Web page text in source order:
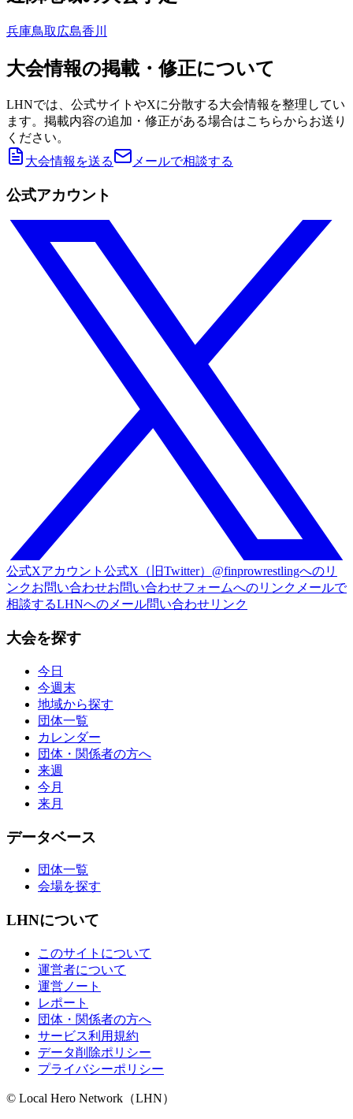
兵庫鳥取 広島香川
大会情報の掲載・修正について
LHNでは、公式サイトやXに分散する大会情報を整理してい
ます。掲載内容の追加・修正がある場合はこちらからお送り
ください。
大会情報を送る
メールで相談する
公式アカウント
公式Xアカウント 公式X（旧Twitter）@finprowrestlingへのリ
ンクお問い合わせお問い合わせフォームへのリンク メールで
相談するLHNへのメール問い合わせリンク
大会を探す
今日
今週末
地域から探す
団体一覧
カレンダー
団体・関係者の方へ
来週
今月
来月
データベース
団体一覧
会場を探す
LHNについて
このサイトについて
運営者について
運営ノート
レポート
団体・関係者の方へ
サービス利用規約
データ削除ポリシー
プライバシーポリシー
© Local Hero Network（LHN）